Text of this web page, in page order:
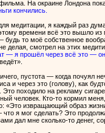
На окраине Лондона
кончились.
медитации, я каждый раз
времени всё это вышло
то моё собственное
делая, смотрел на этих
— я прошёл через всё это —
пустота — когда почуял
и через это (голову), как
Это походило на рекламу
человек. Кто-то кормил
«Это извращающий образ
что я мог сделать? Это
дал мне сколько-то денег,